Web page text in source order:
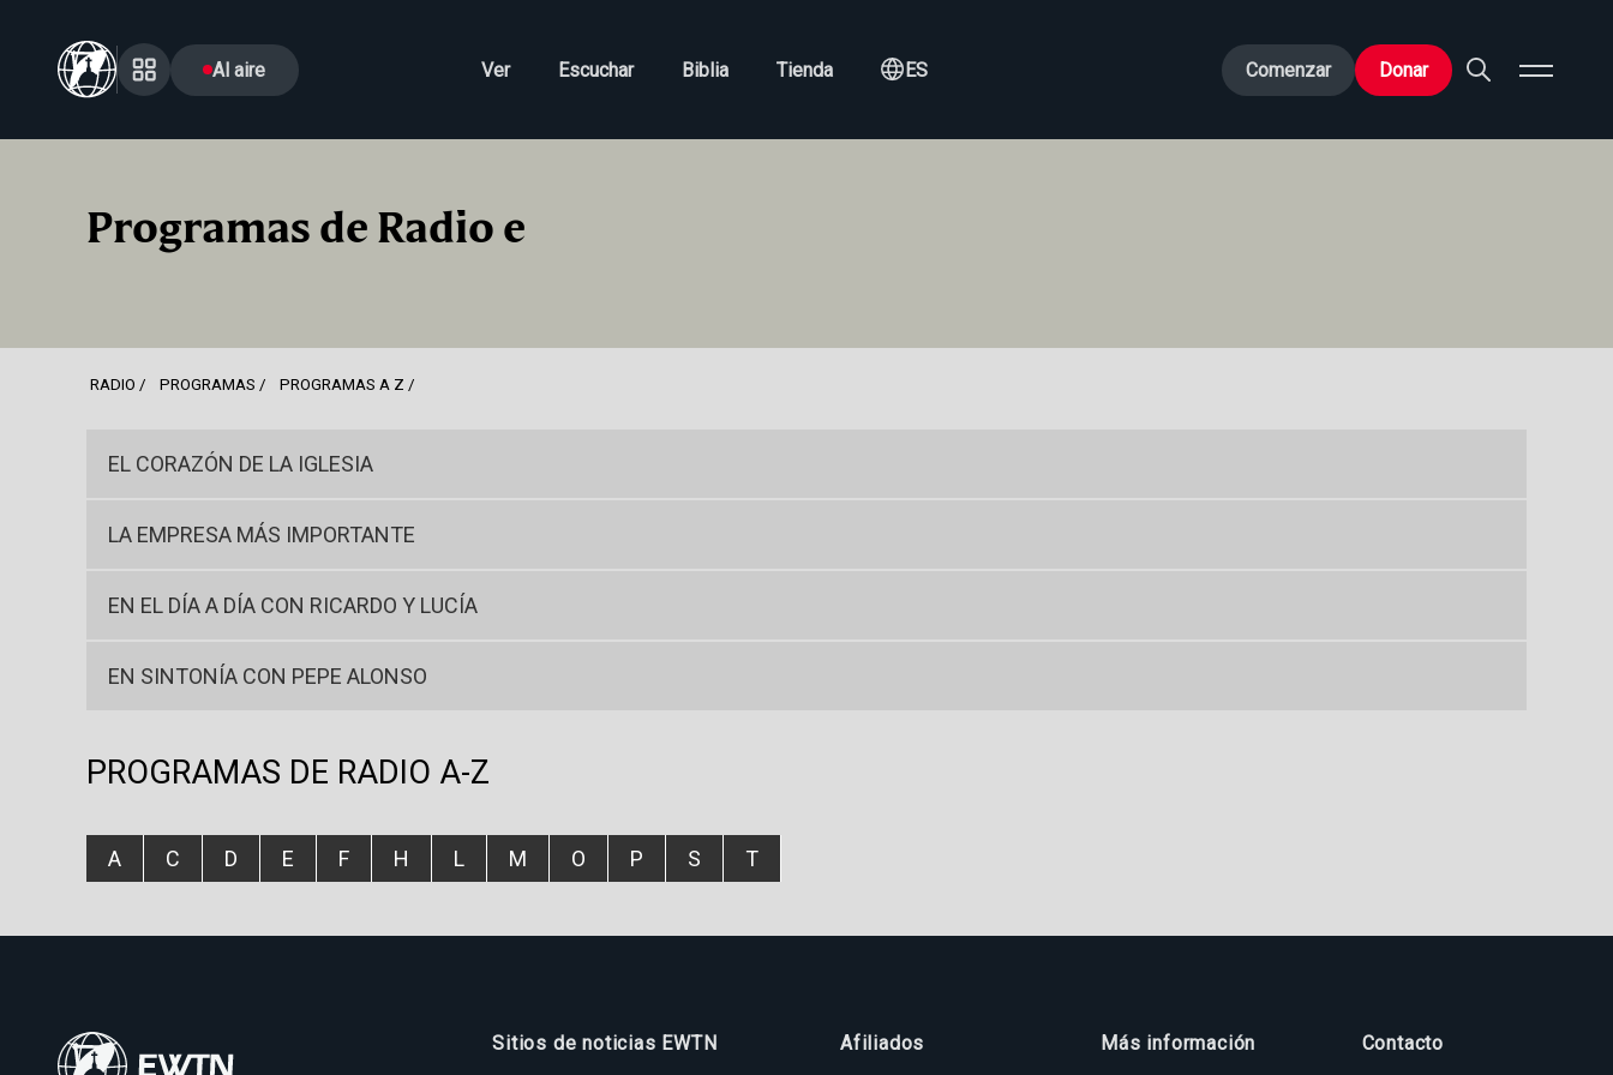
Al aire Ver Escuchar Biblia Tienda ES Comenzar Donar
Programas de Radio e
RADIO PROGRAMAS PROGRAMAS A Z
EL CORAZÓN DE LA IGLESIA
LA EMPRESA MÁS IMPORTANTE
EN EL DÍA A DÍA CON RICARDO Y LUCÍA
EN SINTONÍA CON PEPE ALONSO
PROGRAMAS DE RADIO A-Z
A C D E F H L M O P S T
Sitios de noticias EWTN Afiliados Más información Contacto